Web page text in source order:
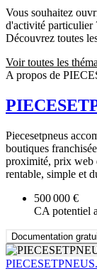
Vous souhaitez
d'activité particulier
Découvrez toutes
Voir toutes les
A propos de
Piecesetpneus
boutiques
proximité, prix web
rentable, simple et
500 000 €
CA potentiel
Documentation